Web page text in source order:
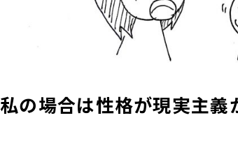
私の場合は性格が現実主義